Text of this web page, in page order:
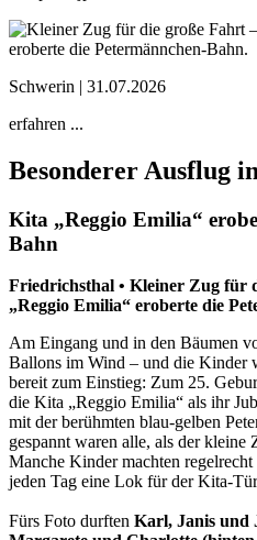
Schwerin | 31.07.2026
erfahren ...
Besonderer Ausflug
Kita „Reggio Emilia“
Bahn
Friedrichsthal • Kleiner Zug für
„Reggio Emilia“ eroberte die
Am Eingang und in den Bäumen
Ballons im Wind – und die Kinder
bereit zum Einstieg: Zum 25.
die Kita „Reggio Emilia“ als ihr
mit der berühmten blau-gelben
gespannt waren alle, als der kleine
Manche Kinder machten
jeden Tag eine Lok für der Kita-
Fürs Foto durften Karl, Janis und